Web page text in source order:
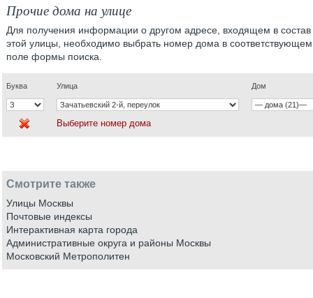
Прочие дома на улице
Для получения информации о другом адресе, входящем в состав
этой улицы, необходимо выбрать номер дома в соответствующем
поле формы поиска.
Буква Улица Дом
Выберите номер дома
Смотрите также
Улицы Москвы
Почтовые индексы
Интерактивная карта города
Административные округа и районы Москвы
Московский Метрополитен